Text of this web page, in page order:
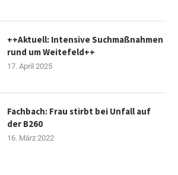
++Aktuell: Intensive Suchmaßnahmen
rund um Weitefeld++
17. April 2025
Fachbach: Frau stirbt bei Unfall auf
der B260
16. März 2022